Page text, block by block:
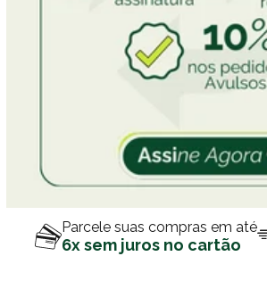
Parcele suas compras em até
6x sem juros no cartão